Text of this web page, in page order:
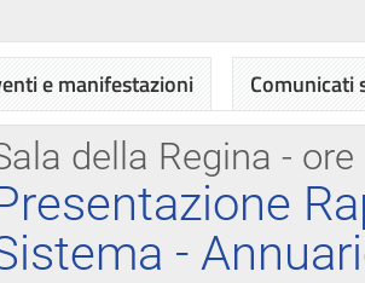
della Regina - ore
-
e manifestazioni Comunicati